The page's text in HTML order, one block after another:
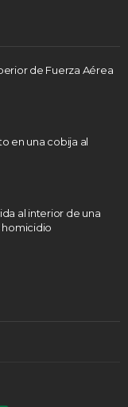
de Fuerza Aérea
en una cobija al
al interior de una
homicidio